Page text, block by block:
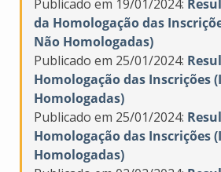
Publicado em 19/01/2024:
da Homologação das
Não Homologadas)
Publicado em 25/01/2024:
Homologação das Inscrições
Homologadas)
Publicado em 25/01/2024:
Homologação das Inscrições
Homologadas)